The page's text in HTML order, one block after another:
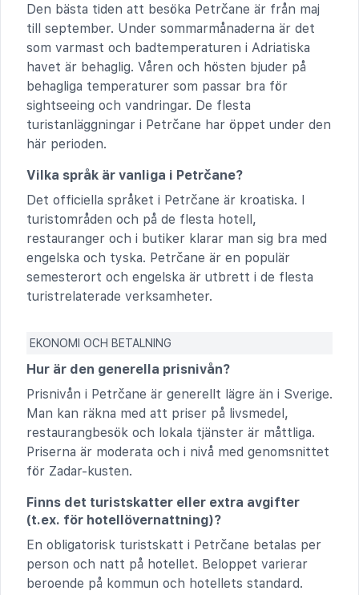
Den bästa tiden att besöka Petrčane är från maj
till september. Under sommarmånaderna är det
som varmast och badtemperaturen i Adriatiska
havet är behaglig. Våren och hösten bjuder på
behagliga temperaturer som passar bra för
sightseeing och vandringar. De flesta
turistanläggningar i Petrčane har öppet under den
här perioden.
Vilka språk är vanliga i Petrčane?
Det officiella språket i Petrčane är kroatiska. I
turistområden och på de flesta hotell,
restauranger och i butiker klarar man sig bra med
engelska och tyska. Petrčane är en populär
semesterort och engelska är utbrett i de flesta
turistrelaterade verksamheter.
EKONOMI OCH BETALNING
Hur är den generella prisnivån?
Prisnivån i Petrčane är generellt lägre än i Sverige.
Man kan räkna med att priser på livsmedel,
restaurangbesök och lokala tjänster är måttliga.
Priserna är moderata och i nivå med genomsnittet
för Zadar-kusten.
Finns det turistskatter eller extra avgifter
(t.ex. för hotellövernattning)?
En obligatorisk turistskatt i Petrčane betalas per
person och natt på hotellet. Beloppet varierar
beroende på kommun och hotellets standard.